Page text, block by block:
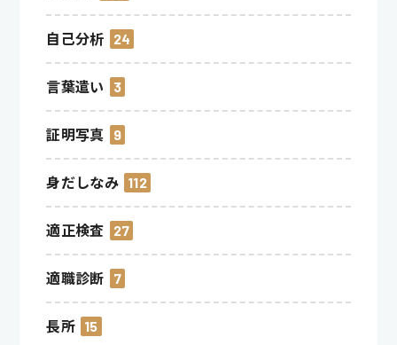
自己分析 24
言葉遣い 3
証明写真 9
身だしなみ 112
適正検査 27
適職診断 7
長所 15